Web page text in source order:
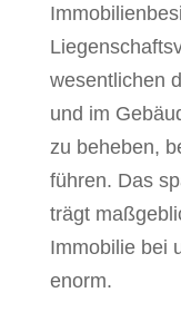
wesentlichen
und im
zu beheben,
führen. Das
trägt
Immobilie bei
enorm.